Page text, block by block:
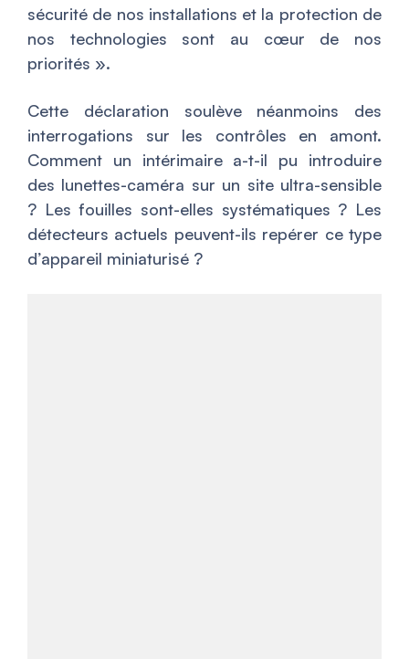
sécurité de nos installations et la protection de
nos technologies sont au cœur de nos
priorités ».
Cette déclaration soulève néanmoins des
interrogations sur les contrôles en amont.
Comment un intérimaire a-t-il pu introduire
des lunettes-caméra sur un site ultra-sensible
? Les fouilles sont-elles systématiques ? Les
détecteurs actuels peuvent-ils repérer ce type
d’appareil miniaturisé ?